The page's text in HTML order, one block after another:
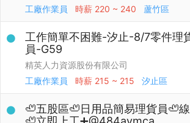
工廠作業員
時薪 220 ~ 240 蘆竹區
工作簡單不困難-汐止-8/7零件理
員-G59
精英人力資源股份有限公司
工廠作業員
時薪 215 ~ 215 汐止區
🦥五股區🦥日用品簡易理貨員🦥